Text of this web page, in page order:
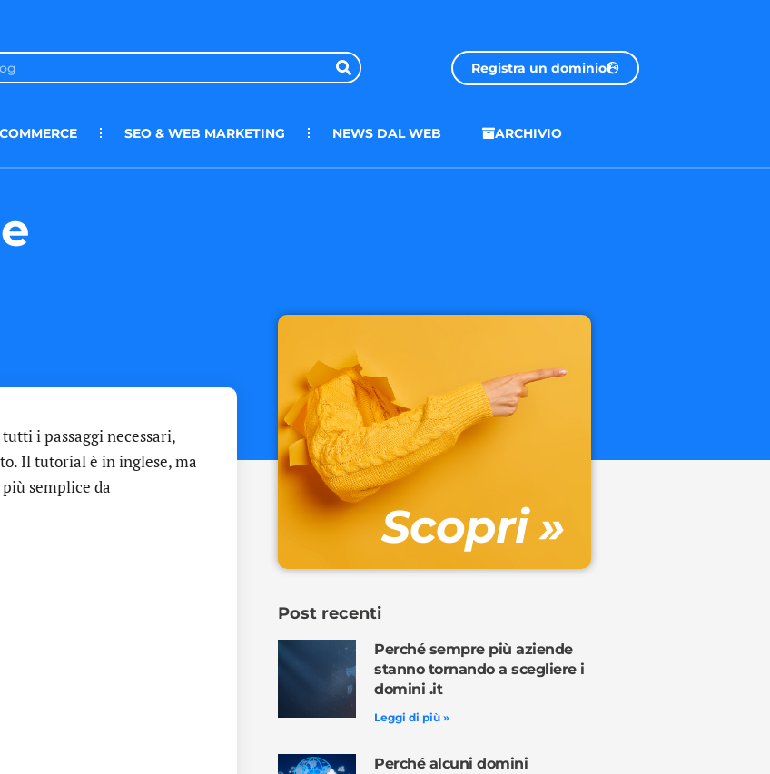
Registra un dominio
SEO & WEB MARKETING NEWS DAL WEB ARCHIVIO
i passaggi necessari,
Il tutorial è in inglese, ma
semplice da
Scopri »
Post recenti
Perché sempre più aziende
stanno tornando a scegliere i
domini .it
Leggi di più »
Perché alcuni domini